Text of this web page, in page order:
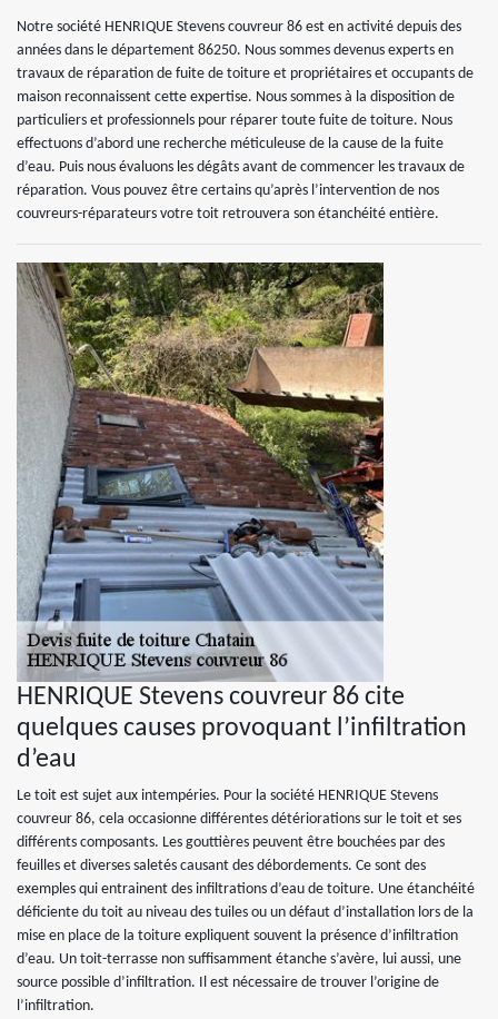
Notre société HENRIQUE Stevens couvreur 86 est en activité depuis des
années dans le département 86250. Nous sommes devenus experts en
travaux de réparation de fuite de toiture et propriétaires et occupants de
maison reconnaissent cette expertise. Nous sommes à la disposition de
particuliers et professionnels pour réparer toute fuite de toiture. Nous
effectuons d’abord une recherche méticuleuse de la cause de la fuite
d’eau. Puis nous évaluons les dégâts avant de commencer les travaux de
réparation. Vous pouvez être certains qu’après l’intervention de nos
couvreurs-réparateurs votre toit retrouvera son étanchéité entière.
HENRIQUE Stevens couvreur 86 cite
quelques causes provoquant l’infiltration
d’eau
Le toit est sujet aux intempéries. Pour la société HENRIQUE Stevens
couvreur 86, cela occasionne différentes détériorations sur le toit et ses
différents composants. Les gouttières peuvent être bouchées par des
feuilles et diverses saletés causant des débordements. Ce sont des
exemples qui entrainent des infiltrations d’eau de toiture. Une étanchéité
déficiente du toit au niveau des tuiles ou un défaut d’installation lors de la
mise en place de la toiture expliquent souvent la présence d’infiltration
d’eau. Un toit-terrasse non suffisamment étanche s’avère, lui aussi, une
source possible d’infiltration. Il est nécessaire de trouver l’origine de
l’infiltration.